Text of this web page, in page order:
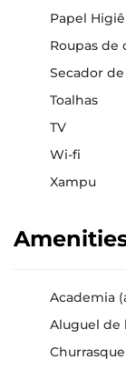
Papel
Roupas de
Secador
Toalhas
TV
Wi-fi
Xampu
Academia
Aluguel de